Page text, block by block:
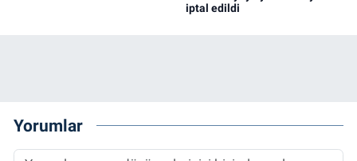
iptal edildi
Yorumlar